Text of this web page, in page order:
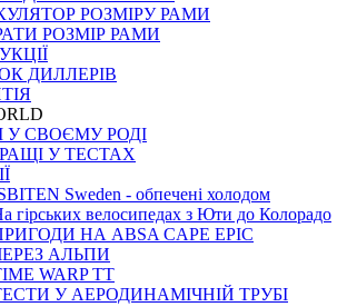
РОЗМIРУ РАМИ
РОЗМІР РАМИ
ДИЛЛЕРІВ
У СВОЄМУ РОДI
У ТЕСТАХ
Sweden - обпечені холодом
гірських велосипедах з Юти до Колорадо
НА ABSA CAPE EPIC
АЛЬПИ
WARP TT
У АЕРОДИНАМІЧНІЙ ТРУБІ